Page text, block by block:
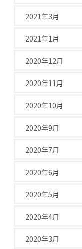
2021年3月
2021年1月
2020年12月
2020年11月
2020年10月
2020年9月
2020年7月
2020年6月
2020年5月
2020年4月
2020年3月